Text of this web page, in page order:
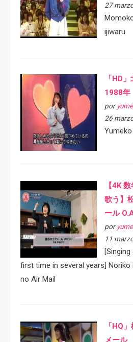
27
ijiwaru
「HD
1988年
por
26
【4K
歌う】
ール
por
11
first time in several years]
no Air Mail
「HQ
メー